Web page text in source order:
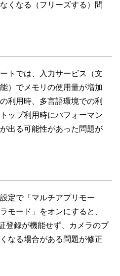
くなる（フリーズする）問
トでは、入力サービス（文
）でメモリの使用量が増加
利用時、多言語環境での利
ップ利用時にパフォーマン
出る可能性があった問題が
定で「マルチアプリモー
モード」をオンにすると、
登録が機能せず、カメラのプ
なる場合がある問題が修正